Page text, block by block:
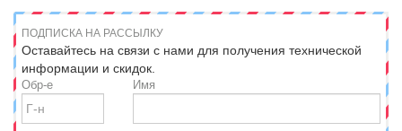
ПОДПИСКА НА РАССЫЛКУ
Оставайтесь на связи с нами для получения технической
информации и скидок.
Обр-е Имя